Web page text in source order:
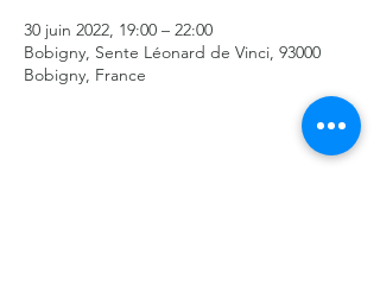
30 juin 2022, 19:00 – 22:00
Bobigny, Sente Léonard de Vinci, 93000
Bobigny, France